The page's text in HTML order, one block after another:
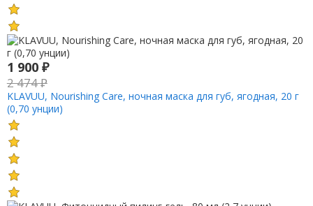
1 900 ₽
2 474₽
KLAVUU, Nourishing Care, ночная маска для губ, ягодная, 20 г
(0,70 унции)